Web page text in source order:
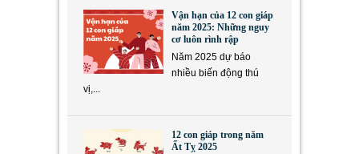
Vận hạn của 12 con giáp
năm 2025: Những nguy
cơ luôn rình rập
Năm 2025 dự báo
nhiều biến động thú
vị,...
12 con giáp trong năm
Ất Tỵ 2025